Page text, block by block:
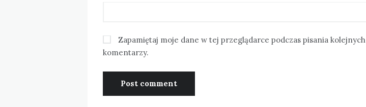
Zapamiętaj moje dane w tej przeglądarce podczas pisania kolejnych
komentarzy.